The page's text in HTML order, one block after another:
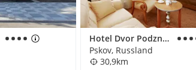
Hotel Dvor Podznoeva
Pskov, Russland
30,9km